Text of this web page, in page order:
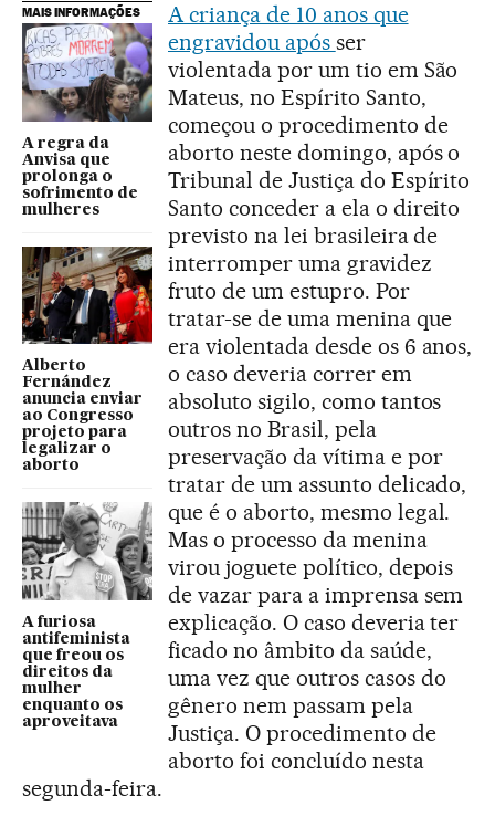
MAIS INFORMAÇÕES
A regra da
Anvisa que
prolonga o
sofrimento de
mulheres
Alberto
Fernández
anuncia enviar
ao Congresso
projeto para
legalizar o
aborto
A furiosa
antifeminista
que freou os
direitos da
mulher
enquanto os
aproveitava
A criança de 10 anos que
engravidou após ser
violentada por um tio em São
Mateus, no Espírito Santo,
começou o procedimento de
aborto neste domingo, após o
Tribunal de Justiça do Espírito
Santo conceder a ela o direito
previsto na lei brasileira de
interromper uma gravidez
fruto de um estupro. Por
tratar-se de uma menina que
era violentada desde os 6 anos,
o caso deveria correr em
absoluto sigilo, como tantos
outros no Brasil, pela
preservação da vítima e por
tratar de um assunto delicado,
que é o aborto, mesmo legal.
Mas o processo da menina
virou joguete político, depois
de vazar para a imprensa sem
explicação. O caso deveria ter
ficado no âmbito da saúde,
uma vez que outros casos do
gênero nem passam pela
Justiça. O procedimento de
aborto foi concluído nesta
segunda-feira.